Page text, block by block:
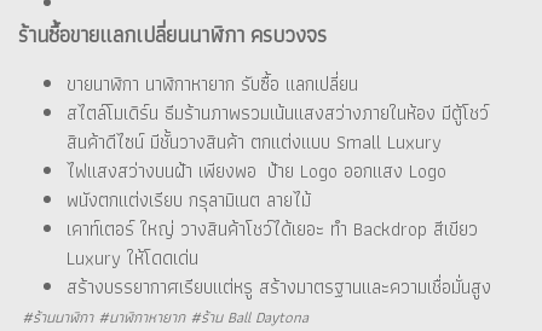
ร้านซื้อขายแลกเปลี่ยนนาฬิกา ครบวงจร
ขายนาฬิกา นาฬิกาหายาก รับซื้อ แลกเปลี่ยน
สไตล์โมเดิร์น ธีมร้านภาพรวมเน้นแสงสว่างภายในห้อง มีตู้โชว์
สินค้าดีไซน์ มีชั้นวางสินค้า ตกแต่งแบบ Small Luxury
ไฟแสงสว่างบนฝ้า เพียงพอ ป้าย Logo ออกแสง Logo
พนังตกแต่งเรียบ กรุลามิเนต ลายไม้
เคาท์เตอร์ ใหญ่ วางสินค้าโชว์ได้เยอะ ทำ Backdrop สีเขียว
Luxury ให้โดดเด่น
สร้างบรรยากาศเรียบแต่หรู สร้างมาตรฐานและความเชื่อมั่นสูง
#ร้านนาฬิกา #นาฬิกาหายาก #ร้าน Ball Daytona